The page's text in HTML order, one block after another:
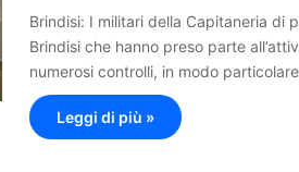
Brindisi: I militari della Capitaneria di
Brindisi che hanno preso parte
numerosi controlli, in modo
Leggi di più »